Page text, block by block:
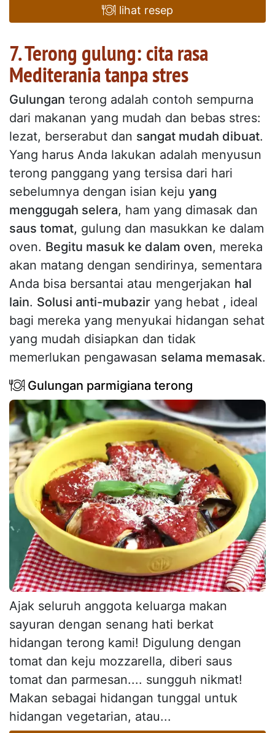
lihat resep
7. Terong gulung: cita rasa
Mediterania tanpa stres
Gulungan terong adalah contoh sempurna
dari makanan yang mudah dan bebas stres:
lezat, berserabut dan sangat mudah dibuat.
Yang harus Anda lakukan adalah menyusun
terong panggang yang tersisa dari hari
sebelumnya dengan isian keju yang
menggugah selera, ham yang dimasak dan
saus tomat, gulung dan masukkan ke dalam
oven. Begitu masuk ke dalam oven, mereka
akan matang dengan sendirinya, sementara
Anda bisa bersantai atau mengerjakan hal
lain. Solusi anti-mubazir yang hebat , ideal
bagi mereka yang menyukai hidangan sehat
yang mudah disiapkan dan tidak
memerlukan pengawasan selama memasak.
Gulungan parmigiana terong
Ajak seluruh anggota keluarga makan
sayuran dengan senang hati berkat
hidangan terong kami! Digulung dengan
tomat dan keju mozzarella, diberi saus
tomat dan parmesan.... sungguh nikmat!
Makan sebagai hidangan tunggal untuk
hidangan vegetarian, atau...